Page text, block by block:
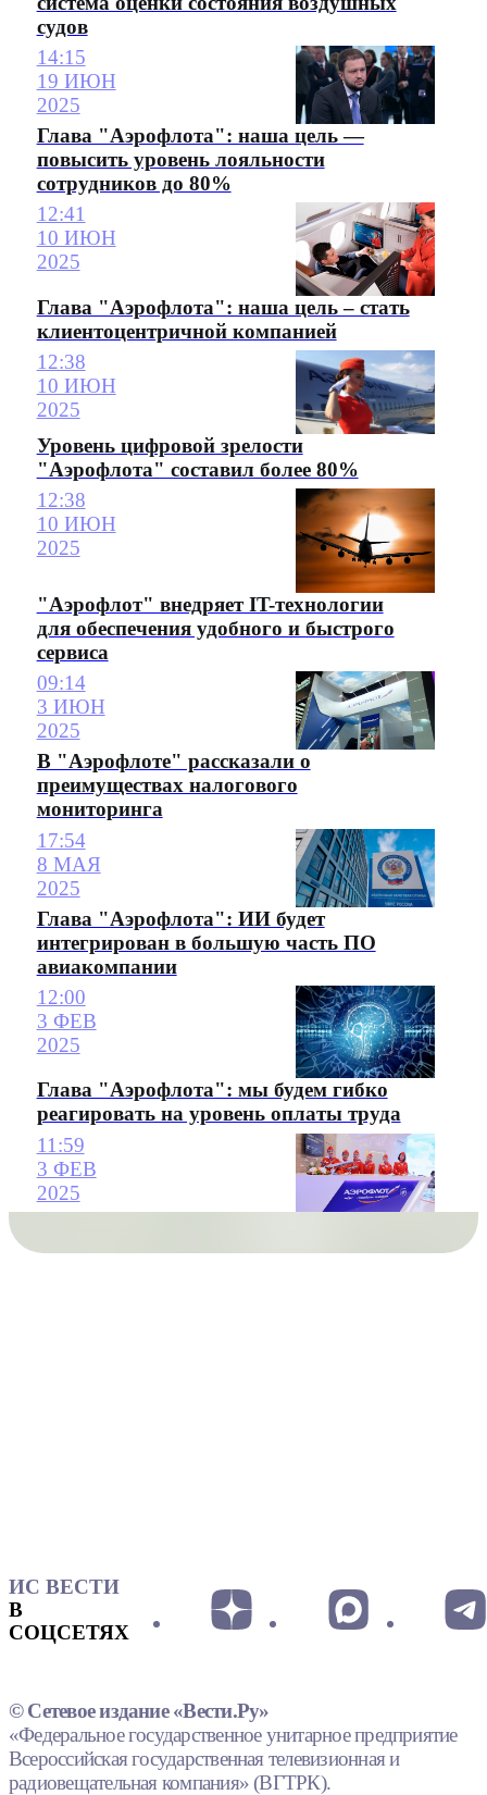
судов
14:15
19 ИЮН
2025
Глава "Аэрофлота": наша цель —
повысить уровень лояльности
сотрудников до 80%
12:41
10 ИЮН
2025
Глава "Аэрофлота": наша цель – стать
клиентоцентричной компанией
12:38
10 ИЮН
2025
Уровень цифровой зрелости
"Аэрофлота" составил более 80%
12:38
10 ИЮН
2025
"Аэрофлот" внедряет IT-технологии
для обеспечения удобного и быстрого
сервиса
09:14
3 ИЮН
2025
В "Аэрофлоте" рассказали о
преимуществах налогового
мониторинга
17:54
8 МАЯ
2025
Глава "Аэрофлота": ИИ будет
интегрирован в большую часть ПО
авиакомпании
12:00
3 ФЕВ
2025
Глава "Аэрофлота": мы будем гибко
реагировать на уровень оплаты труда
11:59
3 ФЕВ
2025
ИС ВЕСТИ
В
СОЦСЕТЯХ
© Сетевое издание «Вести.Ру»
«Федеральное государственное унитарное предприятие
Всероссийская государственная телевизионная и
радиовещательная компания» (ВГТРК).